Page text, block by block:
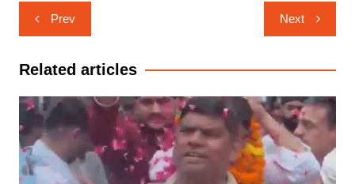
Post
navigation
Prev Next
Related articles